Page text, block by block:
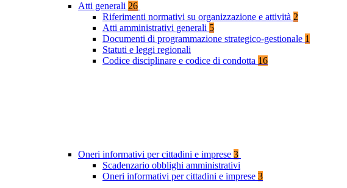
Atti generali 26
Riferimenti normativi su organizzazione e attività 2
Atti amministrativi generali 5
Documenti di programmazione strategico-gestionale 1
Statuti e leggi regionali
Codice disciplinare e codice di condotta 16
Oneri informativi per cittadini e imprese 3
Scadenzario obblighi amministrativi
Oneri informativi per cittadini e imprese 3